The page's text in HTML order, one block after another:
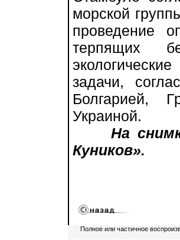
морской
проведение
терпящих
задачи,
Болгарией,
Украиной.
На
Куников».
Полное или частичное